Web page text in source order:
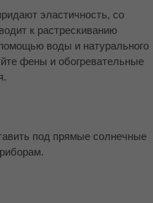
эластичность, со
к растрескиванию
воды и натурального
фены и обогревательные
под прямые солнечные